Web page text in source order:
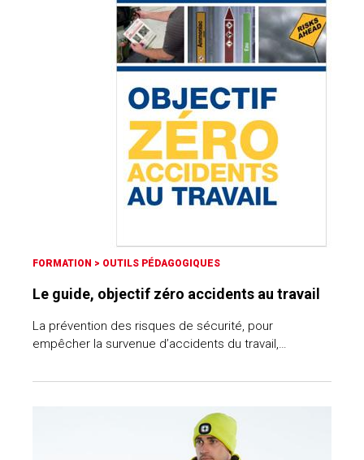
FORMATION > OUTILS PÉDAGOGIQUES
Le guide, objectif zéro accidents au travail
La prévention des risques de sécurité, pour
empêcher la survenue d’accidents du travail,…